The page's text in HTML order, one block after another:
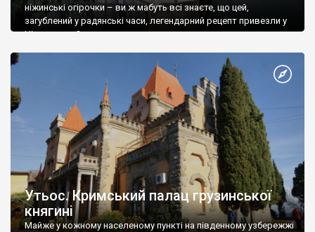
ніжинські огірочки – ви ж мабуть всі знаєте, що цей,
загублений у радянські часи, легендарний рецепт привезли у
Ніжин греки?
Утьос. Кримський палац грузинської
княгині
Майже у кожному населеному пункті на південному узбережжі